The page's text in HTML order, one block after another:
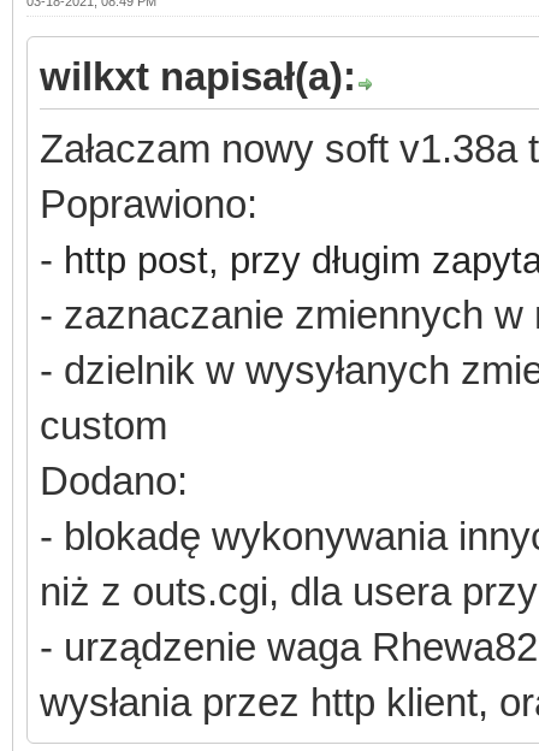
wilkxt napisał(a):
Załaczam nowy soft v1.38a
Poprawiono:
- http post, przy długim
- zaznaczanie zmiennych w
- dzielnik w wysyłanych
custom
Dodano:
- blokadę wykonywania
niż z outs.cgi, dla usera
- urządzenie waga
wysłania przez http klient,